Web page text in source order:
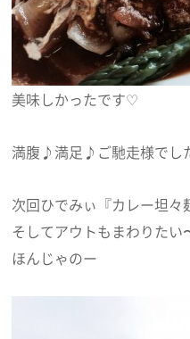
美味しかったです♡
満腹♪満足♪ご馳走様で
次回ひでみぃ『カレー坦々
そしてアウトもまわりたい
ほんじゃのー